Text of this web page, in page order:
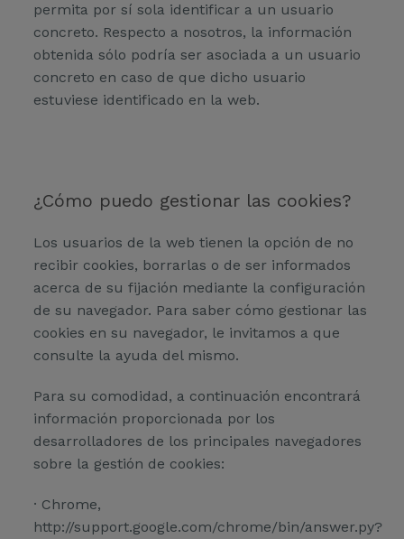
permita por sí sola identificar a un usuario
concreto. Respecto a nosotros, la información
obtenida sólo podría ser asociada a un usuario
concreto en caso de que dicho usuario
estuviese identificado en la web.
¿Cómo puedo gestionar las cookies?
Los usuarios de la web tienen la opción de no
recibir cookies, borrarlas o de ser informados
acerca de su fijación mediante la configuración
de su navegador. Para saber cómo gestionar las
cookies en su navegador, le invitamos a que
consulte la ayuda del mismo.
Para su comodidad, a continuación encontrará
información proporcionada por los
desarrolladores de los principales navegadores
sobre la gestión de cookies:
· Chrome,
http://support.google.com/chrome/bin/answer.py?